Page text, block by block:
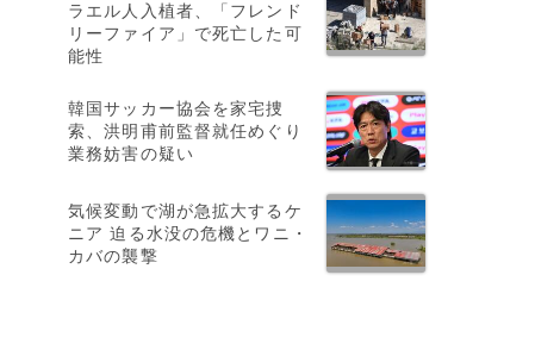
ラエル人入植者、「フレンド
リーファイア」で死亡した可
能性
韓国サッカー協会を家宅捜
索、洪明甫前監督就任めぐり
業務妨害の疑い
気候変動で湖が急拡大するケ
ニア 迫る水没の危機とワニ・
カバの襲撃